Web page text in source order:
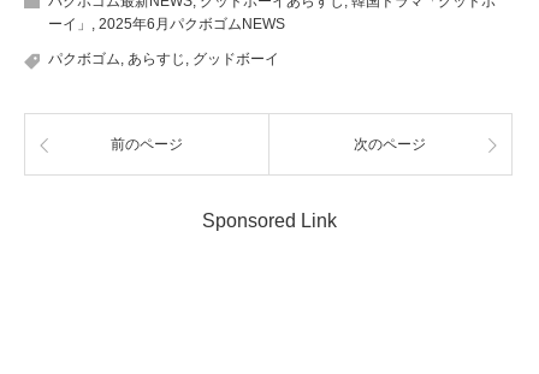
ーイ」
2025年6月パクボゴムNEWS
パクボゴム あらすじ グッドボーイ
前のページ 次のページ
Sponsored Link